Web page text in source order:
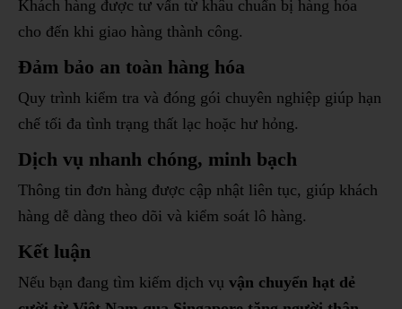
Khách hàng được tư vấn từ khâu chuẩn bị hàng hóa
cho đến khi giao hàng thành công.
Đảm bảo an toàn hàng hóa
Quy trình kiểm tra và đóng gói chuyên nghiệp giúp hạn
chế tối đa tình trạng thất lạc hoặc hư hỏng.
Dịch vụ nhanh chóng, minh bạch
Thông tin đơn hàng được cập nhật liên tục, giúp khách
hàng dễ dàng theo dõi và kiểm soát lô hàng.
Kết luận
Nếu bạn đang tìm kiếm dịch vụ vận chuyển hạt dẻ